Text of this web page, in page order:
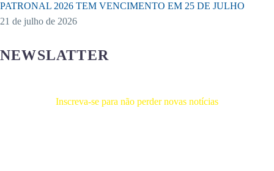
PATRONAL 2026 TEM VENCIMENTO EM 25 DE JULHO
21 de julho de 2026
NEWSLATTER
Inscreva-se para não perder novas notícias